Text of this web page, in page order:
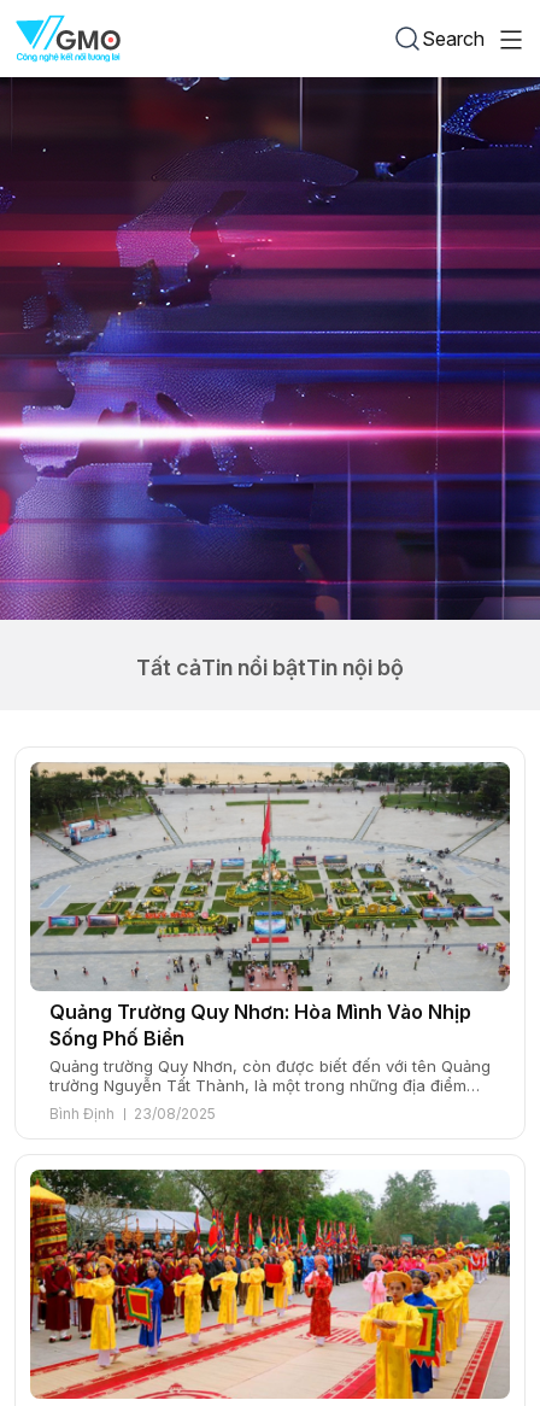
Search
Tất cảTin nổi bậtTin nội bộ
Quảng Trường Quy Nhơn: Hòa Mình Vào Nhịp
Sống Phố Biển
Quảng trường Quy Nhơn, còn được biết đến với tên Quảng
trường Nguyễn Tất Thành, là một trong những địa điểm
tham quan nổi bật của thành phố. Nằm ở vị trí trung tâm,
quảng trường là nơi diễn ra nhiều hoạt động văn hóa, giải
trí, đặc biệt sôi động vào buổi tối khi […]
Bình Định 23/08/2025